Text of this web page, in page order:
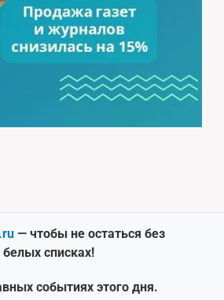
— чтобы не остаться без
списках!
событиях этого дня.